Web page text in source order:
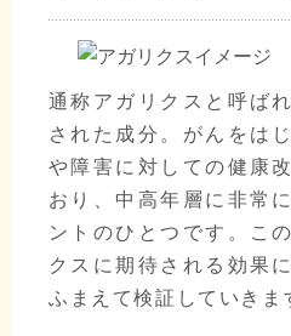
通称アガリクスと呼ば
された成分。がんをは
や障害に対しての健康
おり、中高年層に非常
ントのひとつです。こ
クスに期待される効果
ふまえて検証していきま